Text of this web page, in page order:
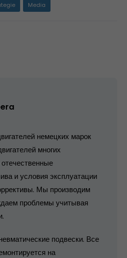
Media
немецких марок
многих
и условия эксплуатации
Мы производим
проблемы учитывая
подвески. Все
на